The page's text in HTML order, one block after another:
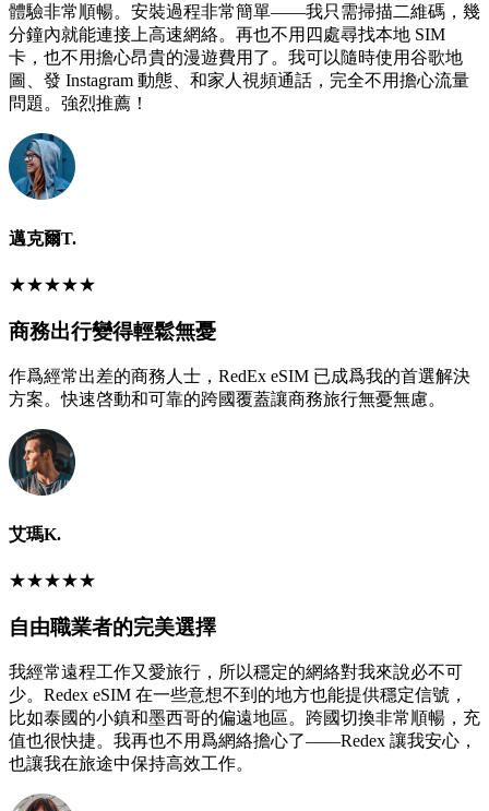
體驗非常順暢。安裝過程非常簡單——我只需掃描二維碼，幾
分鐘內就能連接上高速網絡。再也不用四處尋找本地 SIM
卡，也不用擔心昂貴的漫遊費用了。我可以隨時使用谷歌地
圖、發 Instagram 動態、和家人視頻通話，完全不用擔心流量
問題。強烈推薦！
邁克爾T.
★★★★★
商務出行變得輕鬆無憂
作爲經常出差的商務人士，RedEx eSIM 已成爲我的首選解決
方案。快速啓動和可靠的跨國覆蓋讓商務旅行無憂無慮。
艾瑪K.
★★★★★
自由職業者的完美選擇
我經常遠程工作又愛旅行，所以穩定的網絡對我來說必不可
少。Redex eSIM 在一些意想不到的地方也能提供穩定信號，
比如泰國的小鎮和墨西哥的偏遠地區。跨國切換非常順暢，充
值也很快捷。我再也不用爲網絡擔心了——Redex 讓我安心，
也讓我在旅途中保持高效工作。